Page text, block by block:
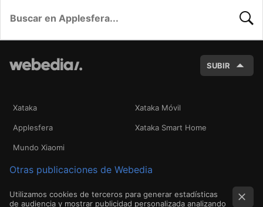
SUBIR
Xataka Xataka Móvil
Applesfera Xataka Smart Home
Mundo Xiaomi
Otras publicaciones de Webedia
Utilizamos cookies de terceros para generar estadísticas
de audiencia y mostrar publicidad personalizada analizando